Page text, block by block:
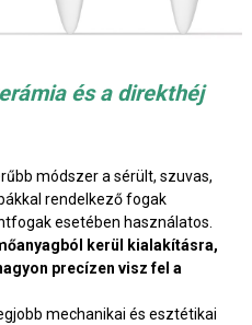
és a direkthéj
módszer a sérült, szuvas,
rendelkező fogak
esetében használatos.
kerül kialakításra,
precízen visz fel a
mechanikai és esztétikai